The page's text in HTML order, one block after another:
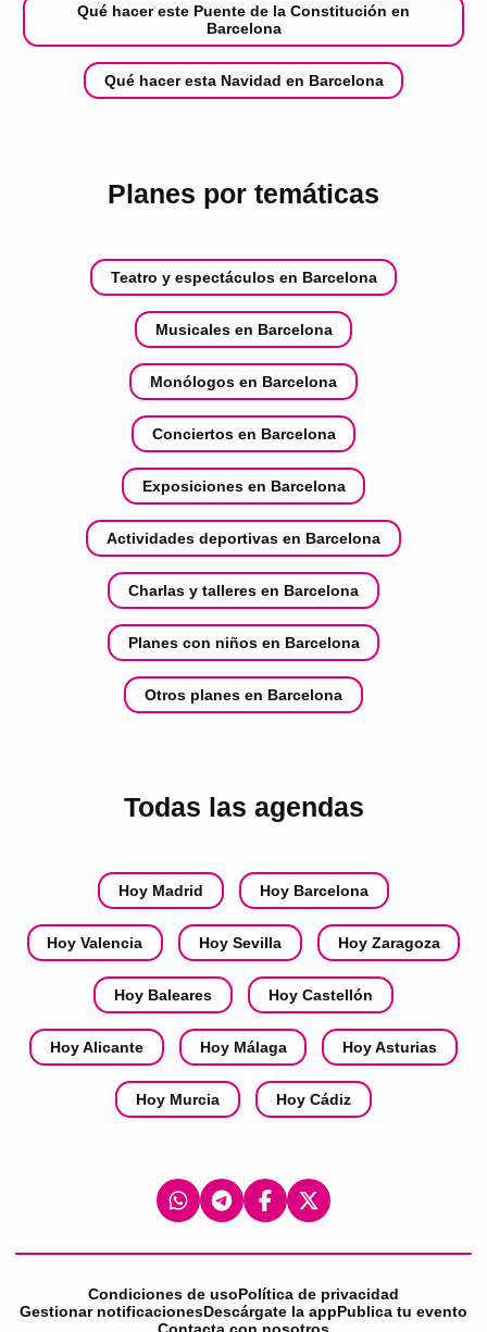
Qué hacer este Puente de la Constitución en
Barcelona
Qué hacer esta Navidad en Barcelona
Planes por temáticas
Teatro y espectáculos en Barcelona
Musicales en Barcelona
Monólogos en Barcelona
Conciertos en Barcelona
Exposiciones en Barcelona
Actividades deportivas en Barcelona
Charlas y talleres en Barcelona
Planes con niños en Barcelona
Otros planes en Barcelona
Todas las agendas
Hoy Madrid Hoy Barcelona
Hoy Valencia Hoy Sevilla Hoy Zaragoza
Hoy Baleares Hoy Castellón
Hoy Alicante Hoy Málaga Hoy Asturias
Hoy Murcia Hoy Cádiz
Condiciones de usoPolítica de privacidad
Gestionar notificacionesDescárgate la appPublica tu evento